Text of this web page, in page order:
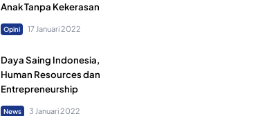
Anak Tanpa Kekerasan
Opini 17 Januari 2022
Daya Saing Indonesia,
Human Resources dan
Entrepreneurship
News 3 Januari 2022